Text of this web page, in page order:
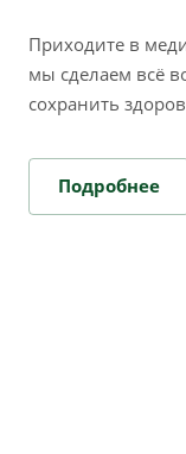
Приходите в
мы сделаем всё
сохранить
Подробнее